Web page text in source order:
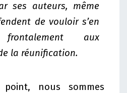
ses auteurs, même
de vouloir s’en
aux
la réunification.
nous sommes